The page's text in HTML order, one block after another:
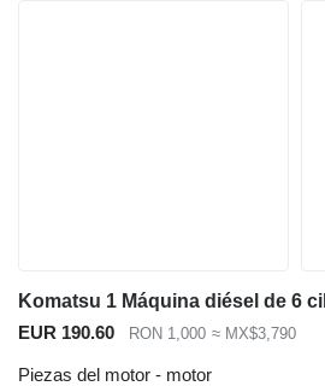
EUR 190.60 RON 1,000 ≈ MX$3,790
Piezas del motor - motor